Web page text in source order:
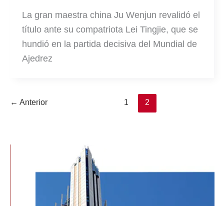
La gran maestra china Ju Wenjun revalidó el
título ante su compatriota Lei Tingjie, que se
hundió en la partida decisiva del Mundial de
Ajedrez
← Anterior 1 2